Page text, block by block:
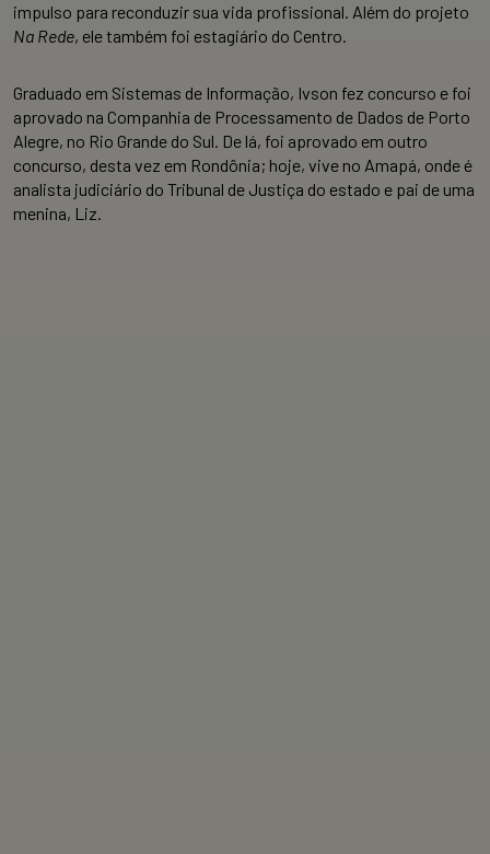
impulso para reconduzir sua vida profissional. Além do projeto
Na Rede, ele também foi estagiário do Centro.
Graduado em Sistemas de Informação, Ivson fez concurso e foi
aprovado na Companhia de Processamento de Dados de Porto
Alegre, no Rio Grande do Sul. De lá, foi aprovado em outro
concurso, desta vez em Rondônia; hoje, vive no Amapá, onde é
analista judiciário do Tribunal de Justiça do estado e pai de uma
menina, Liz.